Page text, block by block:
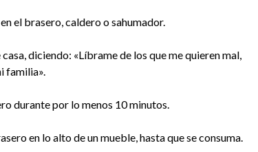
el brasero, caldero o sahumador.
diciendo: «Líbrame de los que me quieren mal,
familia».
durante por lo menos 10 minutos.
en lo alto de un mueble, hasta que se consuma.